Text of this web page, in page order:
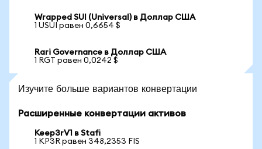
Wrapped SUI (Universal) в Доллар США
1 USUI равен 0,6654 $
Rari Governance в Доллар США
1 RGT равен 0,0242 $
Изучите больше вариантов конвертации
Расширенные конвертации активов
Keep3rV1 в Stafi
1 KP3R равен 348,2353 FIS